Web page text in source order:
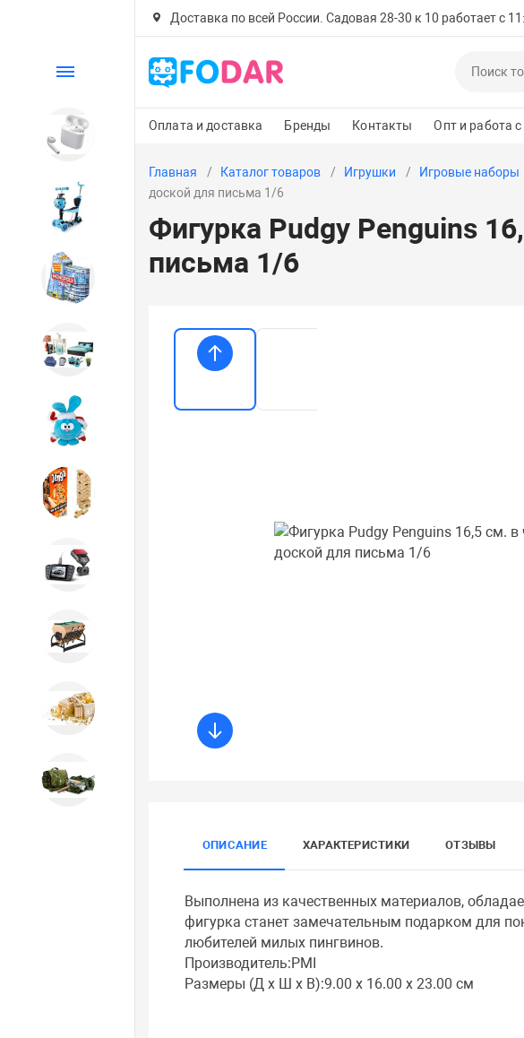
Доставка по всей России. Садовая 28-30 к 10 работает с
Оплата и доставка Бренды Контакты Опт и работа
Каталог
Электроника
Настольные игры
Главная Каталог товаров Игрушки Игровые наборы
доской для письма 1/6
Фигурка Pudgy Penguins
письма 1/6
ОПИСАНИЕ ХАРАКТЕРИСТИКИ ОТЗЫВЫ
Выполнена из качественных материалов,
фигурка станет замечательным подарком для
любителей милых пингвинов.
Производитель:PMI
Размеры (Д x Ш x В):9.00 x 16.00 x 23.00 см